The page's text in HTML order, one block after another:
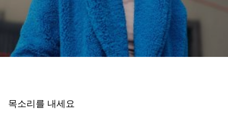
목소리를 내세요